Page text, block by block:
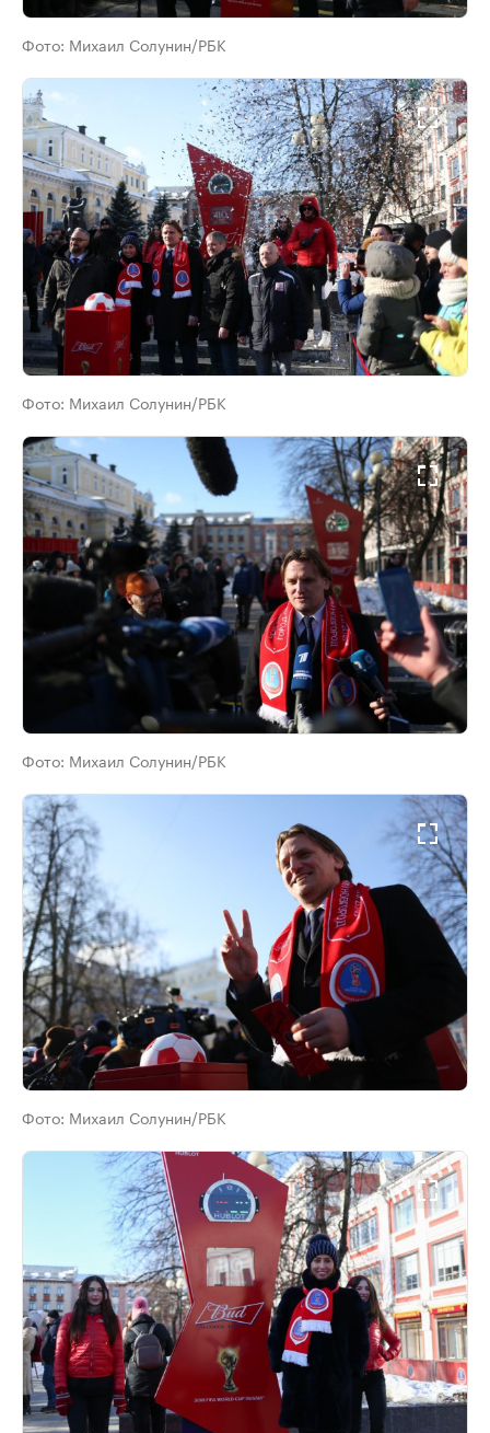
Фото: Михаил Солунин/РБК
Фото: Михаил Солунин/РБК
Фото: Михаил Солунин/РБК
Фото: Михаил Солунин/РБК